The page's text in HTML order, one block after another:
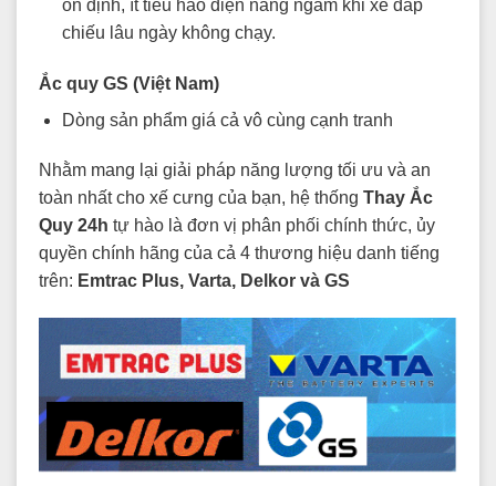
ổn định, ít tiêu hao điện năng ngầm khi xe đắp
chiếu lâu ngày không chạy.
Ắc quy GS (Việt Nam)
Dòng sản phẩm giá cả vô cùng cạnh tranh
Nhằm mang lại giải pháp năng lượng tối ưu và an
toàn nhất cho xế cưng của bạn, hệ thống Thay Ắc
Quy 24h tự hào là đơn vị phân phối chính thức, ủy
quyền chính hãng của cả 4 thương hiệu danh tiếng
trên: Emtrac Plus, Varta, Delkor và GS